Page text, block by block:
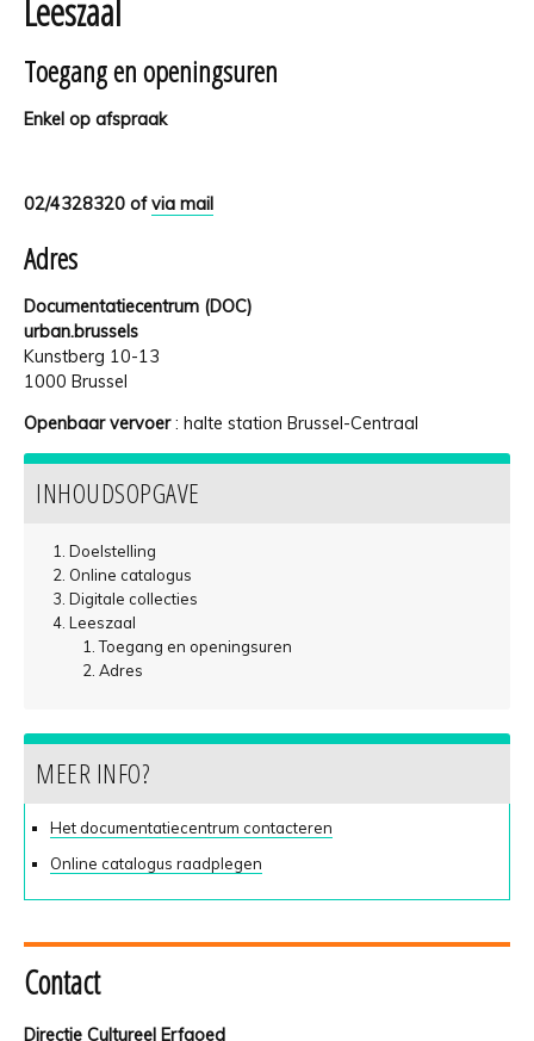
Leeszaal
Toegang en openingsuren
Enkel op afspraak
02/4328320 ofvia mail
Adres
Documentatiecentrum (DOC)
urban.brussels
Kunstberg 10-13
1000 Brussel
Openbaar vervoer: halte station Brussel-Centraal
INHOUDSOPGAVE
Doelstelling
Online catalogus
Digitale collecties
Leeszaal
Toegang en openingsuren
Adres
MEER INFO?
Het documentatiecentrum contacteren
Online catalogus raadplegen
Contact
Directie Cultureel Erfgoed